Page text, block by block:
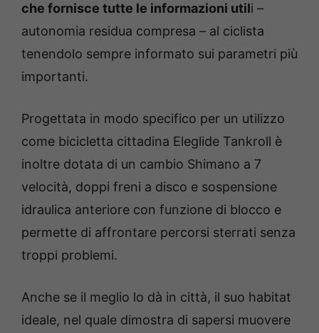
che fornisce tutte le informazioni utili –
autonomia residua compresa – al ciclista
tenendolo sempre informato sui parametri più
importanti.
Progettata in modo specifico per un utilizzo
come bicicletta cittadina Eleglide Tankroll è
inoltre dotata di un cambio Shimano a 7
velocità, doppi freni a disco e sospensione
idraulica anteriore con funzione di blocco e
permette di affrontare percorsi sterrati senza
troppi problemi.
Anche se il meglio lo dà in città, il suo habitat
ideale, nel quale dimostra di sapersi muovere